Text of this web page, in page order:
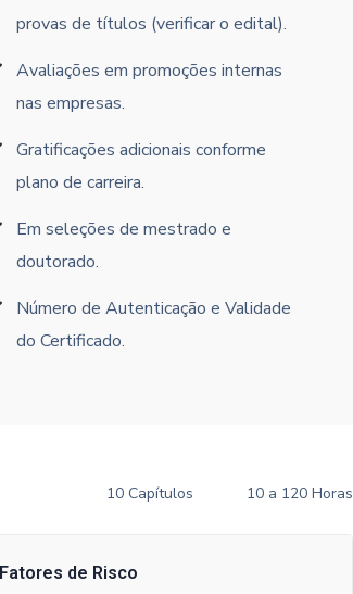
provas de títulos (verificar o edital).
Avaliações em promoções internas
nas empresas.
Gratificações adicionais conforme
plano de carreira.
Em seleções de mestrado e
doutorado.
Número de Autenticação e Validade
do Certificado.
10 Capítulos 10 a 120 Horas
de Risco